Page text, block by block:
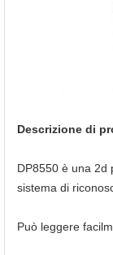
Descrizione di
DP8550 è una 2d
sistema di
Può leggere